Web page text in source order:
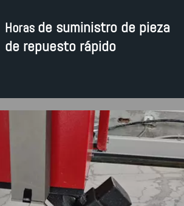
Horas de suministro de pieza
de repuesto rápido